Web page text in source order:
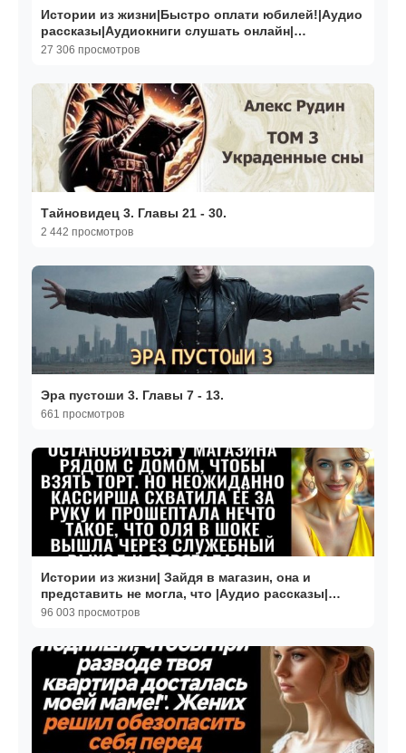
Истории из жизни|Быстро оплати юбилей!|Аудио
рассказы|Аудиокниги слушать онлайн|
Жизненные истории
27 306 просмотров
Тайновидец 3. Главы 21 - 30.
2 442 просмотров
Эра пустоши 3. Главы 7 - 13.
661 просмотров
Истории из жизни| Зайдя в магазин, она и
представить не могла, что |Аудио рассказы|
Жизненные истории
96 003 просмотров